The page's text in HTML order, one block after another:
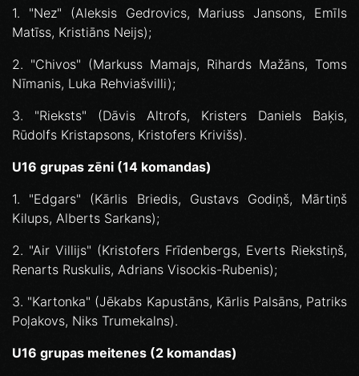
1. "Nez" (Aleksis Gedrovics, Mariuss Jansons, Emīls
Matīss, Kristiāns Neijs);
2. "Chivos" (Markuss Mamajs, Rihards Mažāns, Toms
Nīmanis, Luka Rehviašvilli);
3. "Rieksts" (Dāvis Altrofs, Kristers Daniels Baķis,
Rūdolfs Kristapsons, Kristofers Krivišs).
U16 grupas zēni (14 komandas)
1. "Edgars" (Kārlis Briedis, Gustavs Godiņš, Mārtiņš
Kilups, Alberts Sarkans);
2. "Air Villijs" (Kristofers Frīdenbergs, Everts Riekstiņš,
Renarts Ruskulis, Adrians Visockis-Rubenis);
3. "Kartonka" (Jēkabs Kapustāns, Kārlis Palsāns, Patriks
Poļakovs, Niks Trumekalns).
U16 grupas meitenes (2 komandas)